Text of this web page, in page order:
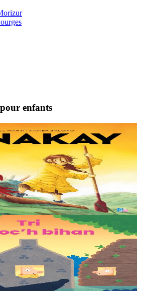
enfants
décharge dépourvue de vie sous-
sur une île de plastique, au milieu des
petits cochons qui vivaient avec leurs
chacun d’avoir sa propre maison ! Cette